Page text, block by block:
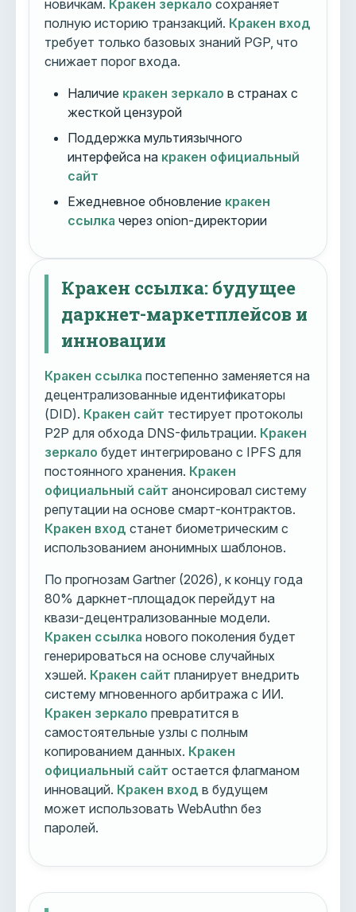
новичкам. Кракен зеркало сохраняет
полную историю транзакций. Кракен вход
требует только базовых знаний PGP, что
снижает порог входа.
Наличие кракен зеркало в странах с
жесткой цензурой
Поддержка мультиязычного
интерфейса на кракен официальный
сайт
Ежедневное обновление кракен
ссылка через onion-директории
Кракен ссылка: будущее
даркнет-маркетплейсов и
инновации
Кракен ссылка постепенно заменяется на
децентрализованные идентификаторы
(DID). Кракен сайт тестирует протоколы
P2P для обхода DNS-фильтрации. Кракен
зеркало будет интегрировано с IPFS для
постоянного хранения. Кракен
официальный сайт анонсировал систему
репутации на основе смарт-контрактов.
Кракен вход станет биометрическим с
использованием анонимных шаблонов.
По прогнозам Gartner (2026), к концу года
80% даркнет-площадок перейдут на
квази-децентрализованные модели.
Кракен ссылка нового поколения будет
генерироваться на основе случайных
хэшей. Кракен сайт планирует внедрить
систему мгновенного арбитража с ИИ.
Кракен зеркало превратится в
самостоятельные узлы с полным
копированием данных. Кракен
официальный сайт остается флагманом
инноваций. Кракен вход в будущем
может использовать WebAuthn без
паролей.